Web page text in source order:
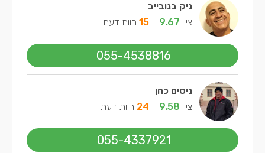
ניק בנובייב
ציון 9.67
15 חוות דעת
055-4538816
ניסים כהן
ציון 9.58
24 חוות דעת
055-4337921